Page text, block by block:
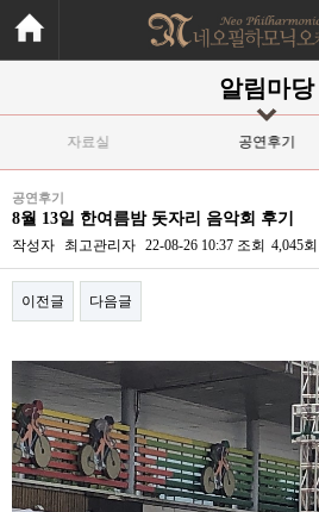
알림마당
자료실 공연후기
공연후기
8월 13일 한여름밤 돗자리 음악회 후기
작성자 최고관리자 22-08-26 10:37 조회 4,045회
이전글 다음글
본문